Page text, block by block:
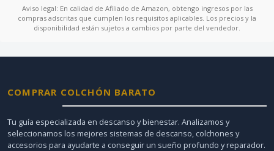
Aviso legal: En calidad de Afiliado de Amazon, obtengo ingresos por las
compras adscritas que cumplen los requisitos aplicables. Los precios y la
disponibilidad están sujetos a cambios por parte del vendedor.
COMPRAR COLCHÓN BARATO
Tu guía especializada en descanso y bienestar. Analizamos y
seleccionamos los mejores sistemas de descanso, colchones y
accesorios para ayudarte a conseguir un sueño profundo y reparador.